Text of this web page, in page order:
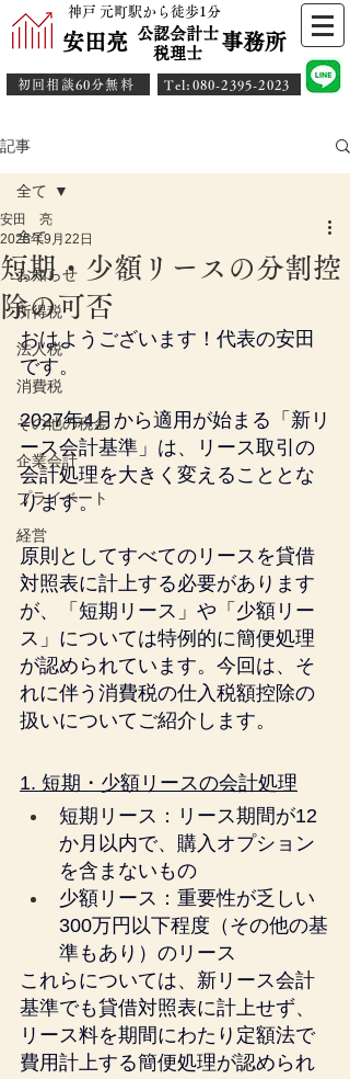
神戸 元町駅から徒歩1分
安田亮 事務所
公認会計士
​税理士
初回相談60分無料 ​Tel:080-2395-2023
記事
全て
お知らせ
所得税
法人税
消費税
その他の税金
企業会計
プライベート
経営
全て
短期・少額リースの分割控
除の可否
安田 亮
2025年9月22日
おはようございます！代表の安田
です。
2027年4月から適用が始まる「新リ
ース会計基準」は、リース取引の
会計処理を大きく変えることとな
ります。
原則としてすべてのリースを貸借
対照表に計上する必要があります
が、「短期リース」や「少額リー
ス」については特例的に簡便処理
が認められています。今回は、そ
れに伴う消費税の仕入税額控除の
扱いについてご紹介します。
1. 短期・少額リースの会計処理
短期リース：リース期間が12
か月以内で、購入オプション
を含まないもの
少額リース：重要性が乏しい
300万円以下程度（その他の基
準もあり）のリース
これらについては、新リース会計
基準でも貸借対照表に計上せず、
リース料を期間にわたり定額法で
費用計上する簡便処理が認められ